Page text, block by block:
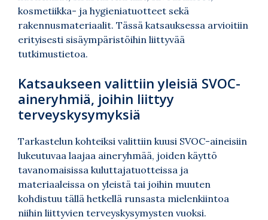
kosmetiikka- ja hygieniatuotteet sekä
rakennusmateriaalit. Tässä katsauksessa arvioitiin
erityisesti sisäympäristöihin liittyvää
tutkimustietoa.
Katsaukseen valittiin yleisiä SVOC-
aineryhmiä, joihin liittyy
terveyskysymyksiä
Tarkastelun kohteiksi valittiin kuusi SVOC-aineisiin
lukeutuvaa laajaa aineryhmää, joiden käyttö
tavanomaisissa kuluttajatuotteissa ja
materiaaleissa on yleistä tai joihin muuten
kohdistuu tällä hetkellä runsasta mielenkiintoa
niihin liittyvien terveyskysymysten vuoksi.